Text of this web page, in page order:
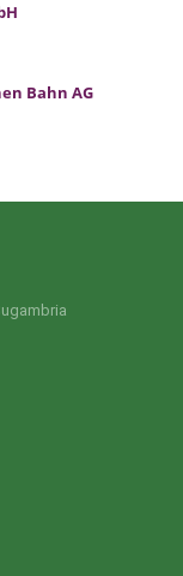
Bahn AG